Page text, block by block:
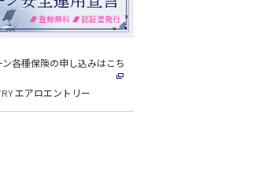
ン各種保険の申し込みはこち
エアロエントリー